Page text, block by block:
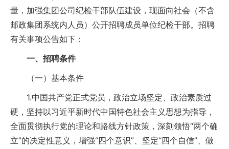
量，加强集团公司纪检干部队伍建设，现面向社会（不含
邮政集团系统内人员）公开招聘成员单位纪检干部。招聘
有关事项公告如下：
一、招聘条件
（一）基本条件
1.中国共产党正式党员，政治立场坚定、政治素质过
硬，坚持以习近平新时代中国特色社会主义思想为指导，
全面贯彻执行党的理论和路线方针政策，深刻领悟“两个确
立”的决定性意义，增强“四个意识”、坚定“四个自信”、做